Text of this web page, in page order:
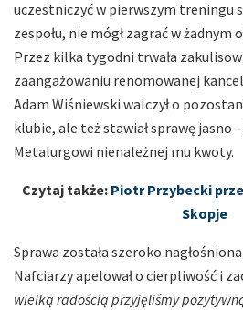
uczestniczyć w pierwszym treningu
zespołu, nie mógł zagrać w
Przez kilka tygodni trwała
zaangażowaniu renomowanej
Adam Wiśniewski walczył o
klubie, ale też stawiał sprawę jasno –
Metalurgowi nienależnej mu kwoty.
Czytaj także: Piotr Przybecki
Skopje
Sprawa została szeroko
Nafciarzy apelował o cierpliwość i
wielką radością przyjęliśmy